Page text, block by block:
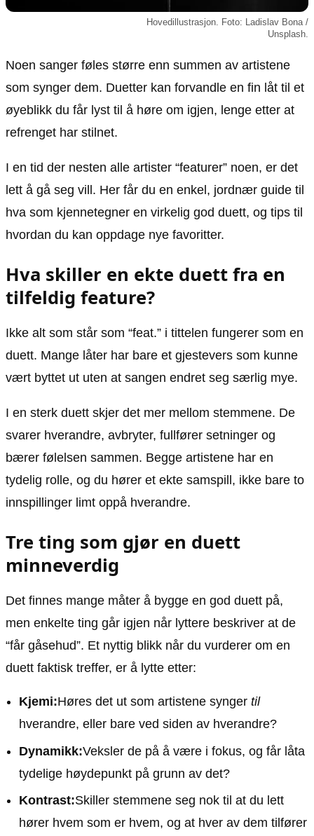
Kontakt oss
Hovedillustrasjon. Foto: Ladislav Bona /
Unsplash.
Noen sanger føles større enn summen av artistene
som synger dem. Duetter kan forvandle en fin låt til et
øyeblikk du får lyst til å høre om igjen, lenge etter at
refrenget har stilnet.
I en tid der nesten alle artister “featurer” noen, er det
lett å gå seg vill. Her får du en enkel, jordnær guide til
hva som kjennetegner en virkelig god duett, og tips til
hvordan du kan oppdage nye favoritter.
Hva skiller en ekte duett fra en
tilfeldig feature?
Ikke alt som står som “feat.” i tittelen fungerer som en
duett. Mange låter har bare et gjestevers som kunne
vært byttet ut uten at sangen endret seg særlig mye.
I en sterk duett skjer det mer mellom stemmene. De
svarer hverandre, avbryter, fullfører setninger og
bærer følelsen sammen. Begge artistene har en
tydelig rolle, og du hører et ekte samspill, ikke bare to
innspillinger limt oppå hverandre.
Tre ting som gjør en duett
minneverdig
Det finnes mange måter å bygge en god duett på,
men enkelte ting går igjen når lyttere beskriver at de
“får gåsehud”. Et nyttig blikk når du vurderer om en
duett faktisk treffer, er å lytte etter:
Kjemi:Høres det ut som artistene syngertil
hverandre, eller bare ved siden av hverandre?
Dynamikk:Veksler de på å være i fokus, og får låta
tydelige høydepunkt på grunn av det?
Kontrast:Skiller stemmene seg nok til at du lett
hører hvem som er hvem, og at hver av dem tilfører